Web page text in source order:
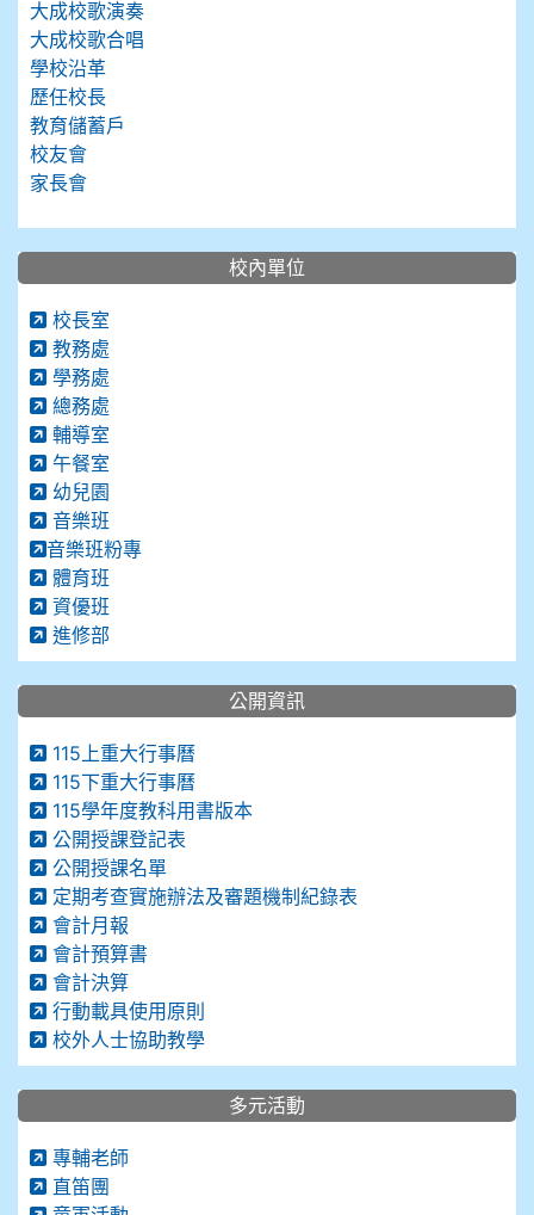
大成校歌演奏
大成校歌合唱
學校沿革
歷任校長
教育儲蓄戶
校友會
家長會
校內單位
校長室
教務處
學務處
總務處
輔導室
午餐室
幼兒園
音樂班
音樂班粉專
體育班
資優班
進修部
公開資訊
115上重大行事曆
115下重大行事曆
115學年度教科用書版本
公開授課登記表
公開授課名單
定期考查實施辦法及審題機制紀錄表
會計月報
會計預算書
會計決算
行動載具使用原則
校外人士協助教學
多元活動
專輔老師
直笛團